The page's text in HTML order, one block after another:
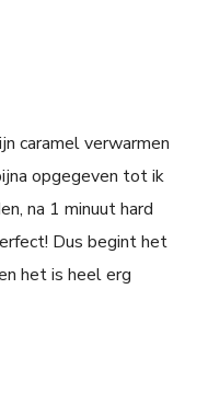
caramel verwarmen
opgegeven tot ik
na 1 minuut hard
Dus begint het
het is heel erg